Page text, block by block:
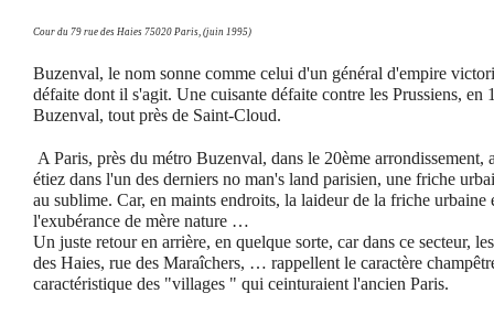
Cour du 79 rue des Haies 75020 Paris, (juin 1995)
Buzenval, le nom sonne comme celui d'un général d'empire
défaite dont il s'agit. Une cuisante défaite contre les Prussiens, en
Buzenval, tout près de Saint-Cloud.
A Paris, près du métro Buzenval, dans le 20ème arrondissement,
étiez dans l'un des derniers no man's land parisien, une friche
au sublime. Car, en maints endroits, la laideur de la friche urbaine
l'exubérance de mère nature …
Un juste retour en arrière, en quelque sorte, car dans ce secteur,
des Haies, rue des Maraîchers, … rappellent le caractère
caractéristique des "villages " qui ceinturaient l'ancien Paris.